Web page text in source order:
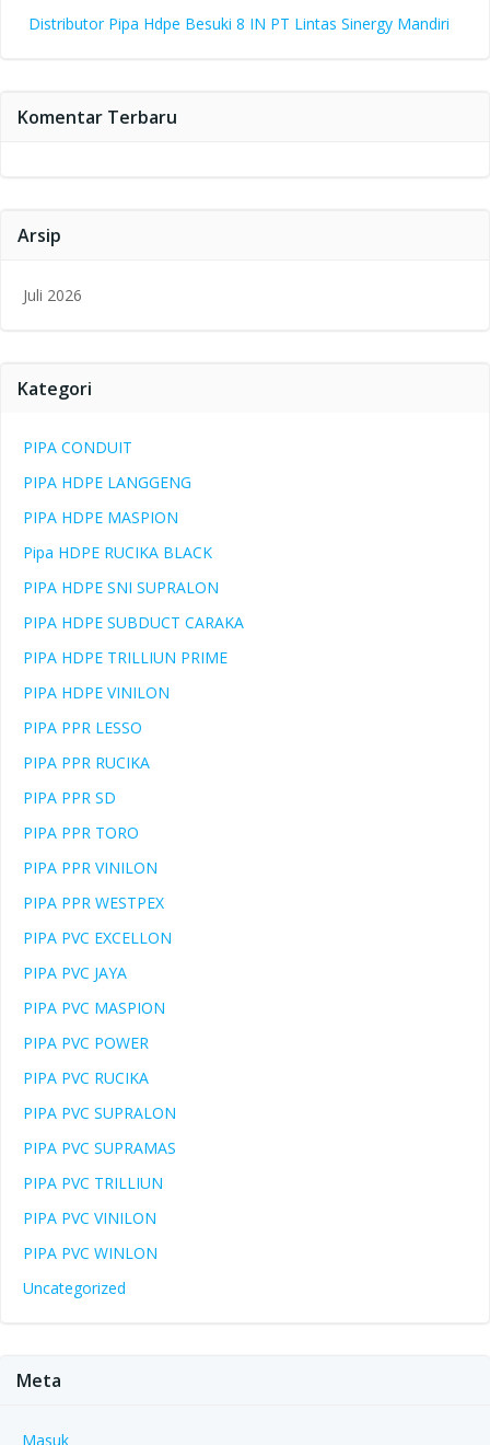
Distributor Pipa Hdpe Besuki 8 IN PT Lintas Sinergy Mandiri
Komentar Terbaru
Arsip
Juli 2026
Kategori
PIPA CONDUIT
PIPA HDPE LANGGENG
PIPA HDPE MASPION
Pipa HDPE RUCIKA BLACK
PIPA HDPE SNI SUPRALON
PIPA HDPE SUBDUCT CARAKA
PIPA HDPE TRILLIUN PRIME
PIPA HDPE VINILON
PIPA PPR LESSO
PIPA PPR RUCIKA
PIPA PPR SD
PIPA PPR TORO
PIPA PPR VINILON
PIPA PPR WESTPEX
PIPA PVC EXCELLON
PIPA PVC JAYA
PIPA PVC MASPION
PIPA PVC POWER
PIPA PVC RUCIKA
PIPA PVC SUPRALON
PIPA PVC SUPRAMAS
PIPA PVC TRILLIUN
PIPA PVC VINILON
PIPA PVC WINLON
Uncategorized
Meta
Masuk